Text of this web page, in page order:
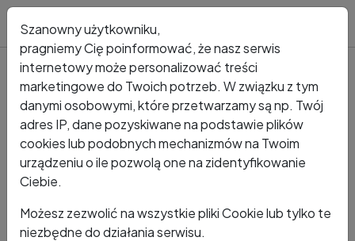
Kto dzwonił? Numer +48 486 930 512 8
+48 486 930 512 8
Szanowny użytkowniku,
pragniemy Cię poinformować, że nasz serwis
internetowy może personalizować treści
marketingowe do Twoich potrzeb. W związku z tym
danymi osobowymi, które przetwarzamy są np. Twój
adres IP, dane pozyskiwane na podstawie plików
cookies lub podobnych mechanizmów na Twoim
urządzeniu o ile pozwolą one na zidentyfikowanie
Ciebie.
Możesz zezwolić na wszystkie pliki Cookie lub tylko te
niezbędne do działania serwisu.